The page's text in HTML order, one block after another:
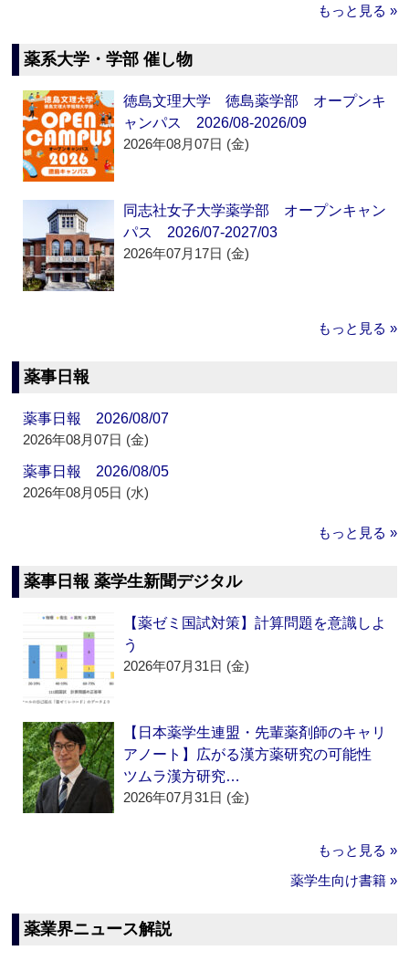
もっと見る »
薬系大学・学部 催し物
徳島文理大学 徳島薬学部 オープンキ
ャンパス 2026/08-2026/09
2026年08月07日 (金)
同志社女子大学薬学部 オープンキャン
パス 2026/07-2027/03
2026年07月17日 (金)
もっと見る »
薬事日報
薬事日報 2026/08/07
2026年08月07日 (金)
薬事日報 2026/08/05
2026年08月05日 (水)
もっと見る »
薬事日報 薬学生新聞デジタル
【薬ゼミ国試対策】計算問題を意識しよ
う
2026年07月31日 (金)
【日本薬学生連盟・先輩薬剤師のキャリ
アノート】広がる漢方薬研究の可能性
ツムラ漢方研究…
2026年07月31日 (金)
もっと見る »
薬学生向け書籍 »
薬業界ニュース解説